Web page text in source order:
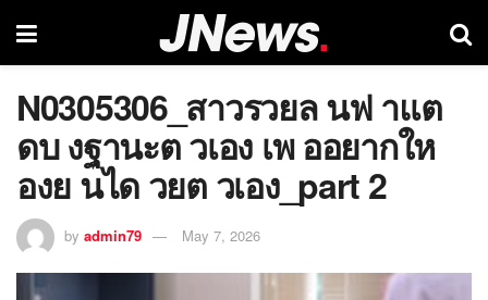
N0305306_สาวรวยล นฟ าแต
ดบ งฐานะต วเอง เพ ออยากให
องย นได วยต วเอง_part 2
by admin79 May 7, 2026